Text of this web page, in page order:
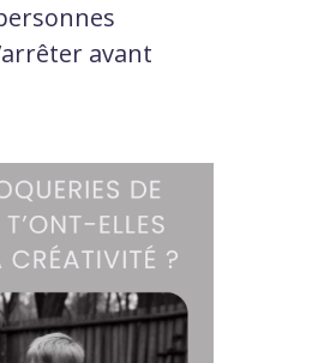
avant